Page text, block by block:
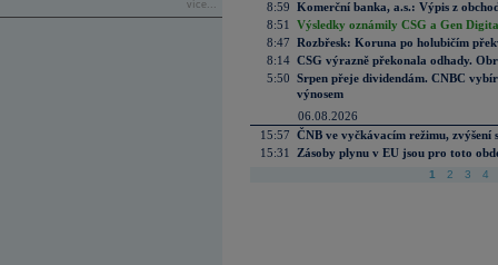
více...
8:59 Komerční banka, a.s.: Výpis z
8:51
Výsledky oznámily CSG a Gen
8:47 Rozbřesk: Koruna po holubičím
8:14 CSG výrazně překonala odhady.
5:50 Srpen přeje dividendám. CNBC
výnosem
06.08.2026
15:57 ČNB ve vyčkávacím režimu, zvýšení
15:31
Zásoby plynu v EU jsou pro toto
1 2 3 4